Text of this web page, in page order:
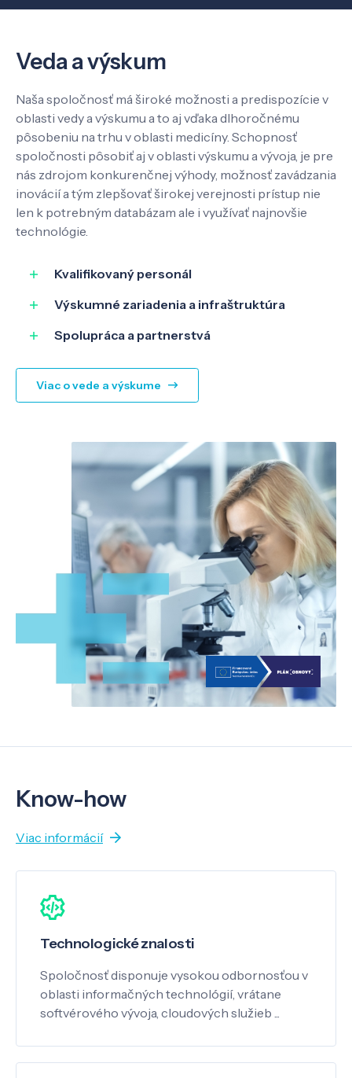
Pôsobenie
Know-how
O nás
SK EN
Veda a výskum
Naša spoločnosť má široké možnosti a predispozície v
oblasti vedy a výskumu a to aj vďaka dlhoročnému
pôsobeniu na trhu v oblasti medicíny. Schopnosť
spoločnosti pôsobiť aj v oblasti výskumu a vývoja, je pre
nás zdrojom konkurenčnej výhody, možnosť zavádzania
inovácií a tým zlepšovať širokej verejnosti prístup nie
len k potrebným databázam ale i využívať najnovšie
technológie.
Kvalifikovaný personál
Výskumné zariadenia a infraštruktúra
Spolupráca a partnerstvá
Viac o vede a výskume
Know-how
Viac informácií
Technologické znalosti
Spoločnosť disponuje vysokou odbornosťou v
oblasti informačných technológií, vrátane
softvérového vývoja, cloudových služieb ...